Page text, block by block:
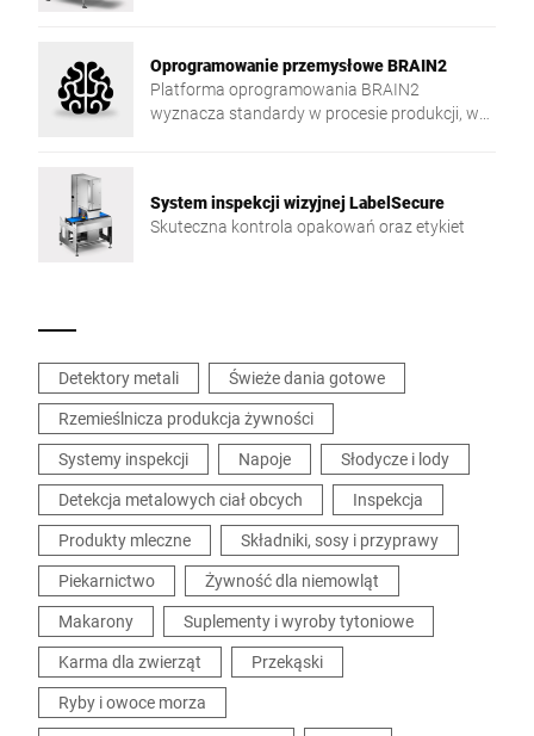
możliwościami zastosowania.
Oprogramowanie przemysłowe BRAIN2
Platforma oprogramowania BRAIN2
wyznacza standardy w procesie produkcji, w
System inspekcji wizyjnej LabelSecure
Skuteczna kontrola opakowań oraz etykiet
Detektory metali
Świeże dania gotowe
Rzemieślnicza produkcja żywności
Systemy inspekcji
Napoje
Słodycze i lody
Detekcja metalowych ciał obcych
Inspekcja
Produkty mleczne
Składniki, sosy i przyprawy
Piekarnictwo
Żywność dla niemowląt
Makarony
Suplementy i wyroby tytoniowe
Karma dla zwierząt
Przekąski
Ryby i owoce morza